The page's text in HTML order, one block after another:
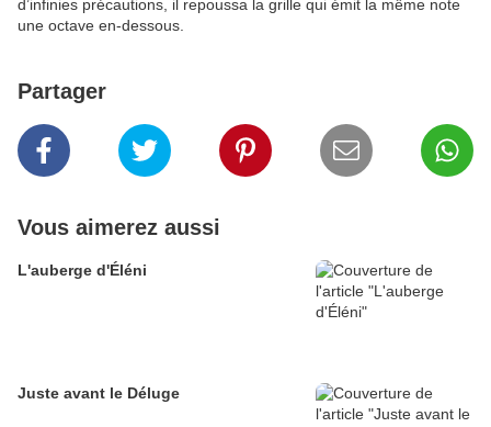
d’infinies précautions, il repoussa la grille qui émit la même note
une octave en-dessous.
Partager
Vous aimerez aussi
L'auberge d'Éléni
Juste avant le Déluge